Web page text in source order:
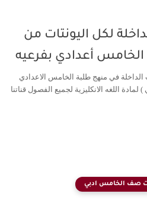
لكل اليونتات من
الخامس أعدادي بفرعيه
في منهج طلبة الخامس الاعدادي
لمادة اللغه الانكليزية لجميع الفصول قناتنا
صف الخامس ادبي